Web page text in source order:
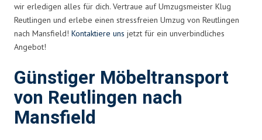
wir erledigen alles für dich. Vertraue auf Umzugsmeister Klug
Reutlingen und erlebe einen stressfreien Umzug von Reutlingen
nach Mansfield! Kontaktiere uns jetzt für ein unverbindliches
Angebot!
Günstiger Möbeltransport
von Reutlingen nach
Mansfield